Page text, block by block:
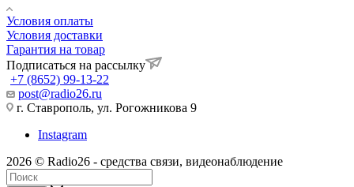
Условия оплаты
Условия доставки
Гарантия на товар
Подписаться на рассылку
+7 (8652) 99-13-22
post@radio26.ru
г. Ставрополь, ул. Рогожникова 9
Instagram
2026 © Radio26 - средства связи, видеонаблюдение